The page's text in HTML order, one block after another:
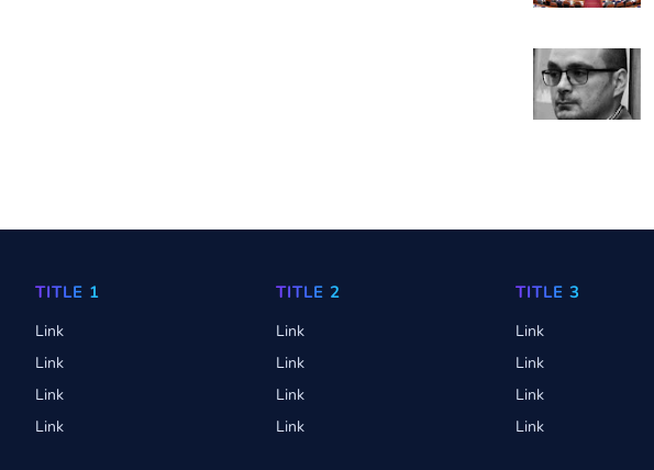
TITLE 1
Link
Link
Link
Link
TITLE 2
Link
Link
Link
Link
TITLE 3
Link
Link
Link
Link